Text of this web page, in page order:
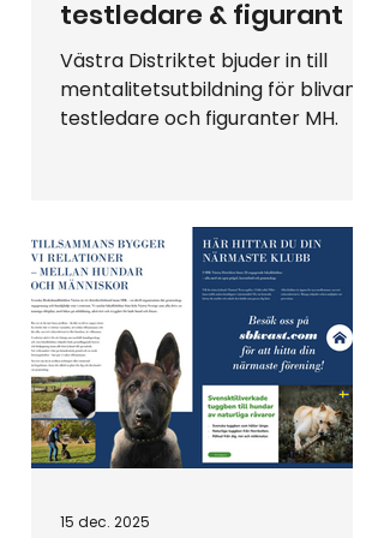
testledare & figurant
Västra Distriktet bjuder in till
mentalitetsutbildning för blivande
testledare och figuranter MH.
15 dec. 2025